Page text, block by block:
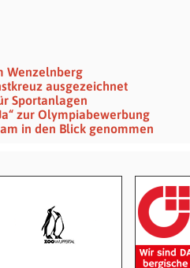
Wenzelnberg
ausgezeichnet
Sportanlagen
zur Olympiabewerbung
in den Blick genommen